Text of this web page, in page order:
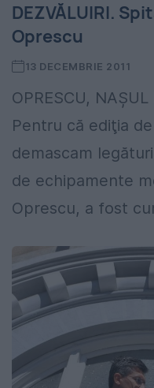
DEZVĂLUIRI.
Oprescu
13 DECEMBRIE 2011
OPRESCU, NAŞUL
Pentru că ediţia
demascam
de echipamente
Oprescu, a fost